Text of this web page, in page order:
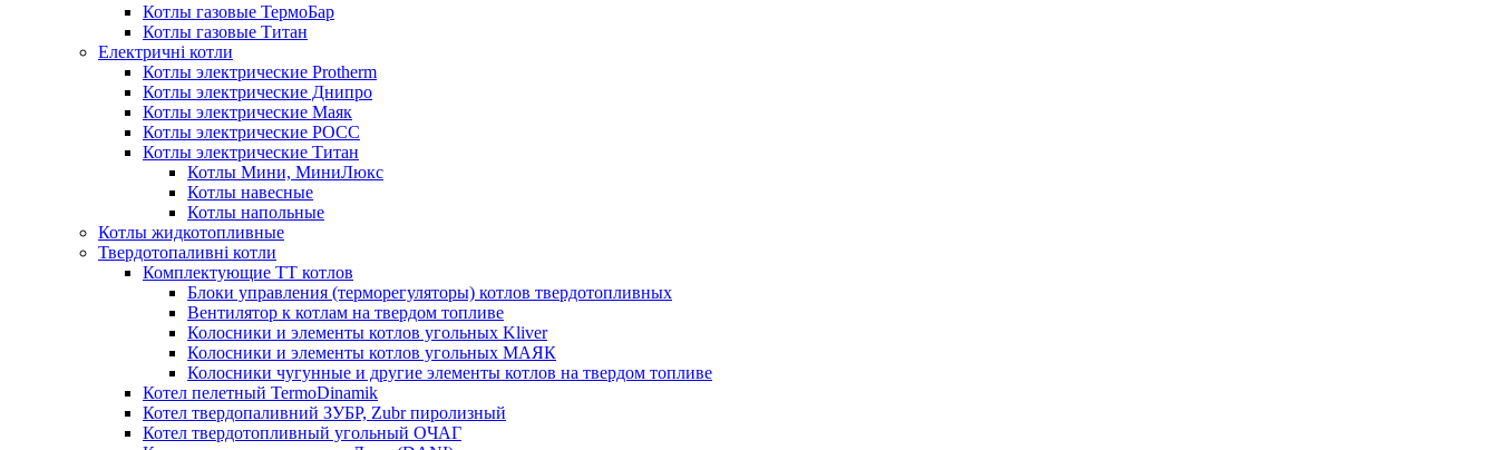
Котлы газовые ТермоБар
Котлы газовые Титан
Електричні котли
Котлы электрические Protherm
Котлы электрические Днипро
Котлы электрические Маяк
Котлы электрические РОСС
Котлы электрические Титан
Котлы Мини, МиниЛюкс
Котлы навесные
Котлы напольные
Котлы жидкотопливные
Твердотопаливні котли
Комплектующие ТТ котлов
Блоки управления (терморегуляторы) котлов твердотопливных
Вентилятор к котлам на твердом топливе
Колосники и элементы котлов угольных Kliver
Колосники и элементы котлов угольных МАЯК
Колосники чугунные и другие элементы котлов на твердом топливе
Котел пелетный TermoDinamik
Котел твердопаливний ЗУБР, Zubr пиролизный
Котел твердотопливный угольный ОЧАГ